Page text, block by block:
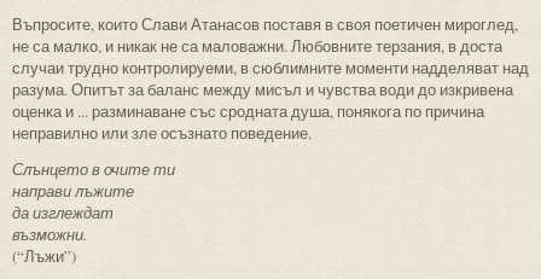
Въпросите, които Слави Атанасов поставя в своя поетичен мироглед,
не са малко, и никак не са маловажни. Любовните терзания, в доста
случаи трудно контролируеми, в сюблимните моменти надделяват над
разума. Опитът за баланс между мисъл и чувства води до изкривена
оценка и ... разминаване със сродната душа, понякога по причина
неправилно или зле осъзнато поведение.
Слънцето в очите ти
направи лъжите
да изглеждат
възможни.
(“Лъжи”)